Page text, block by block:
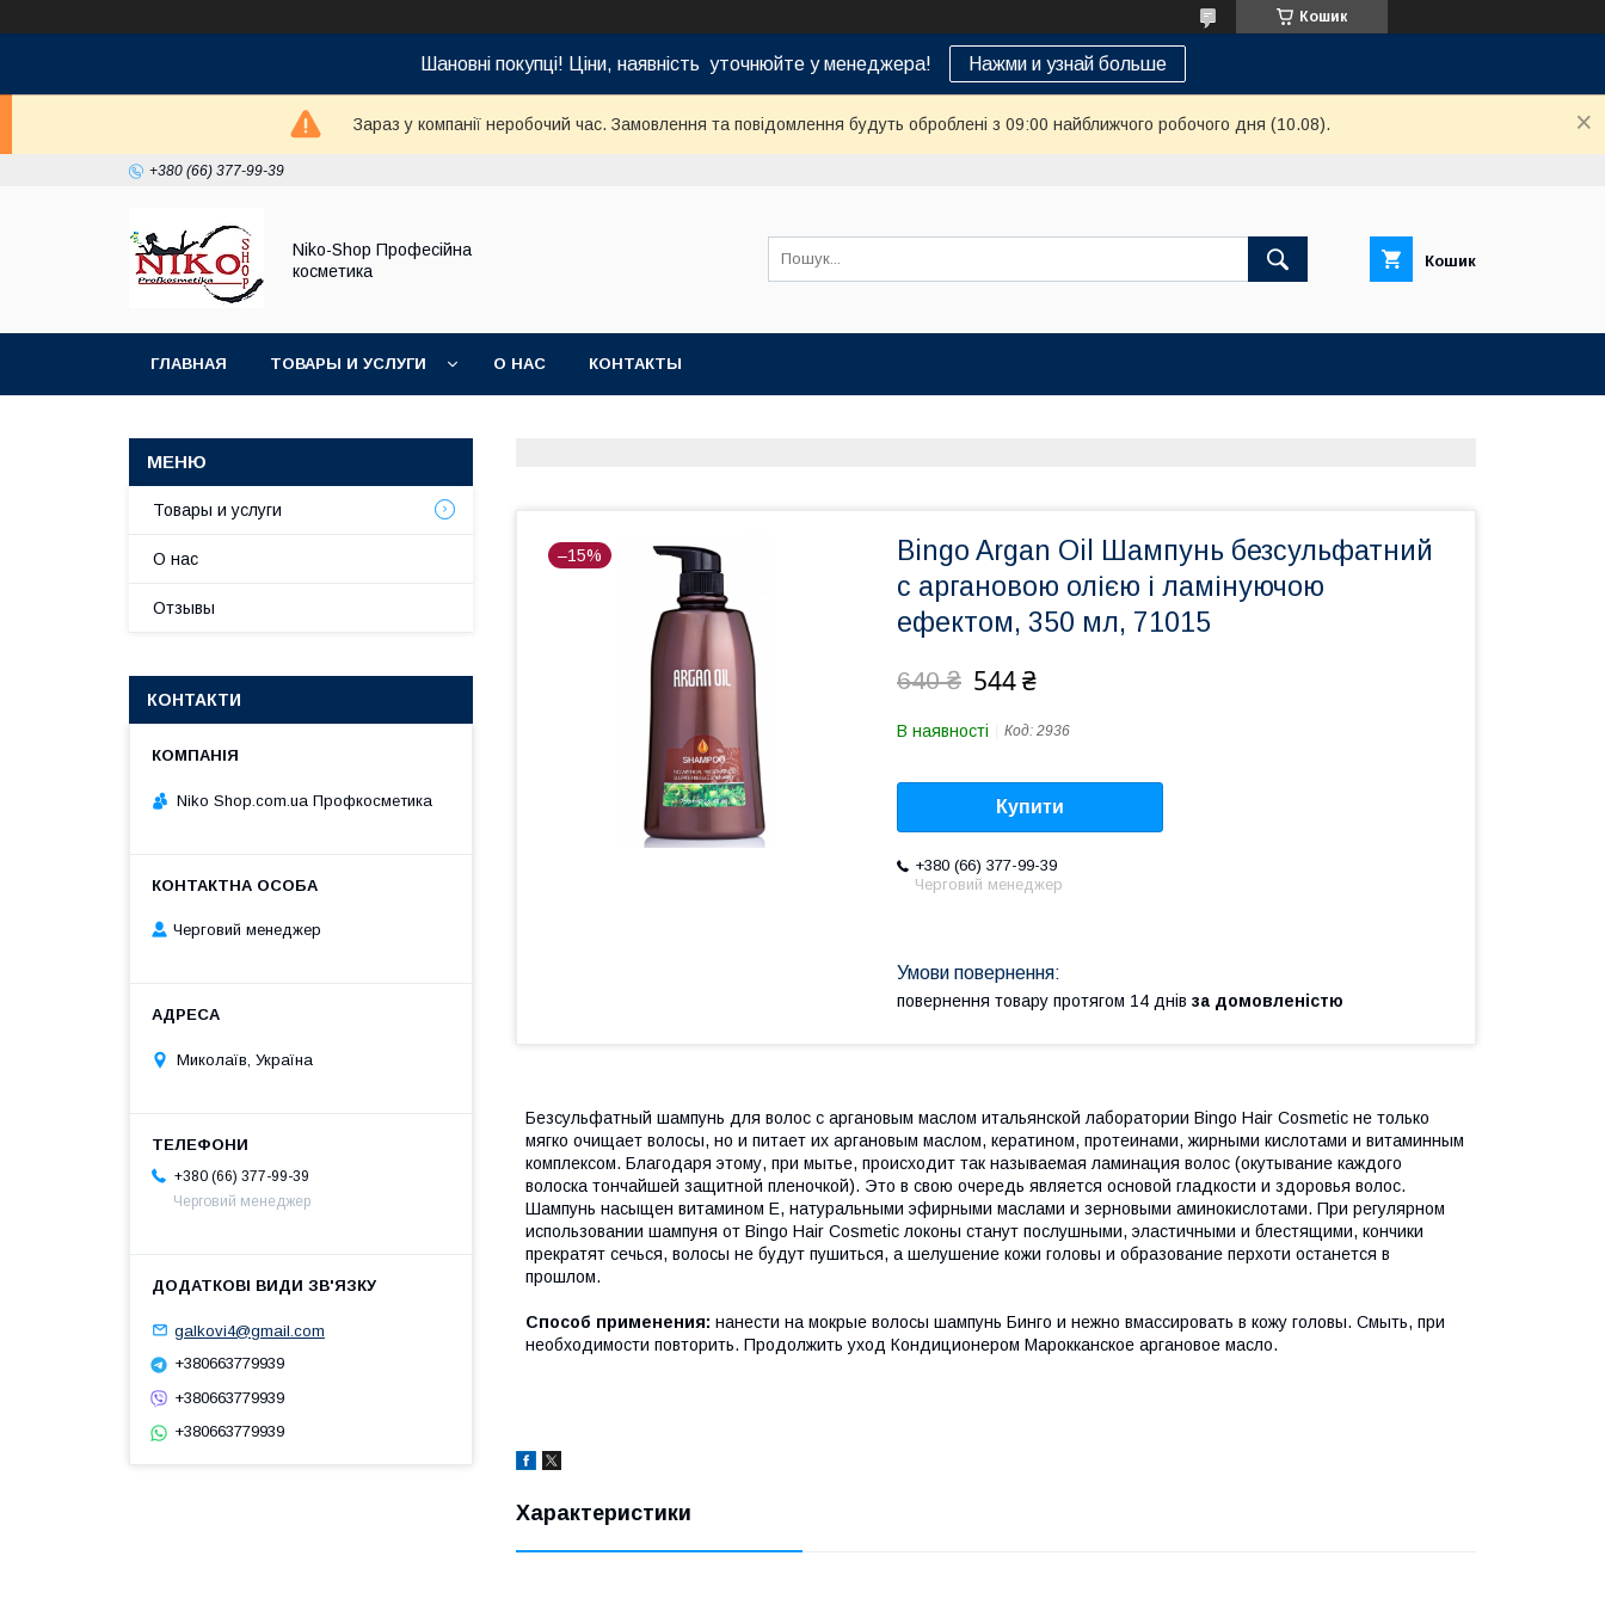
Кошик
Шановні покупці! Ціни, наявність уточнюйте у менеджера! Нажми и узнай больше
Зараз у компанії неробочий час. Замовлення та повідомлення будуть оброблені з 09:00 найближчого робочого дня (10.08).
+380 (66) 377-99-39
Niko-Shop Професійна
косметика
Кошик
ГЛАВНАЯ ТОВАРЫ И УСЛУГИ О НАС КОНТАКТЫ
–15%
Bingo Argan Oil Шампунь безсульфатний
c аргановою олією і ламінуючою
ефектом, 350 мл, 71015
640 ₴ 544 ₴
В наявності Код: 2936
Купити
+380 (66) 377-99-39
Черговий менеджер
повернення товару протягом 14 днів за домовленістю
Безсульфатный шампунь для волос с аргановым маслом итальянской лаборатории Bingo Hair Cosmetic не только
мягко очищает волосы, но и питает их аргановым маслом, кератином, протеинами, жирными кислотами и витаминным
комплексом. Благодаря этому, при мытье, происходит так называемая ламинация волос (окутывание каждого
волоска тончайшей защитной пленочкой). Это в свою очередь является основой гладкости и здоровья волос.
Шампунь насыщен витамином Е, натуральными эфирными маслами и зерновыми аминокислотами. При регулярном
использовании шампуня от Bingo Hair Cosmetic локоны станут послушными, эластичными и блестящими, кончики
прекратят сечься, волосы не будут пушиться, а шелушение кожи головы и образование перхоти останется в
прошлом.
Способ применения: нанести на мокрые волосы шампунь Бинго и нежно вмассировать в кожу головы. Смыть, при
необходимости повторить. Продолжить уход Кондиционером Марокканское аргановое масло.
Характеристики
Товары и услуги
О нас
Отзывы
КОНТАКТИ
Niko Shop.com.ua Профкосметика
Черговий менеджер
Миколаїв, Україна
+380 (66) 377-99-39
Черговий менеджер
galkovi4@gmail.com
+380663779939
+380663779939
+380663779939